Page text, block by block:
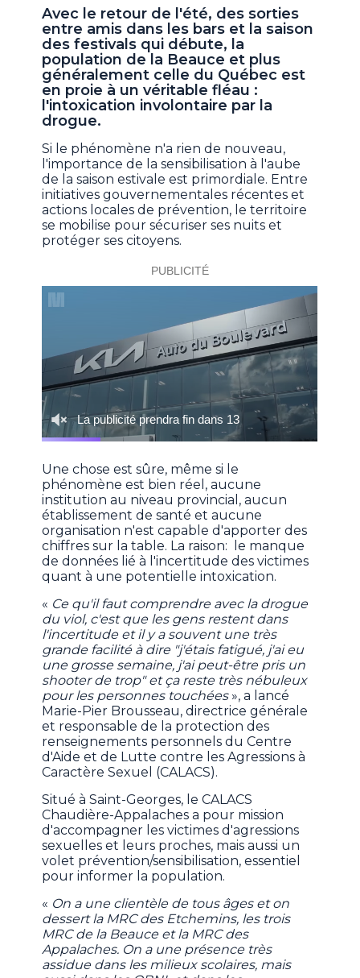
Avec le retour de l'été, des sorties
entre amis dans les bars et la saison
des festivals qui débute, la
population de la Beauce et plus
généralement celle du Québec est
en proie à un véritable fléau :
l'intoxication involontaire par la
drogue.
Si le phénomène n'a rien de nouveau,
l'importance de la sensibilisation à l'aube
de la saison estivale est primordiale. Entre
initiatives gouvernementales récentes et
actions locales de prévention, le territoire
se mobilise pour sécuriser ses nuits et
protéger ses citoyens.
Une chose est sûre, même si le
phénomène est bien réel, aucune
institution au niveau provincial, aucun
établissement de santé et aucune
organisation n'est capable d'apporter des
chiffres sur la table. La raison: le manque
de données lié à l'incertitude des victimes
quant à une potentielle intoxication.
« Ce qu'il faut comprendre avec la drogue
du viol, c'est que les gens restent dans
l'incertitude et il y a souvent une très
grande facilité à dire "j'étais fatigué, j'ai eu
une grosse semaine, j'ai peut-être pris un
shooter de trop" et ça reste très nébuleux
pour les personnes touchées», a lancé
Marie-Pier Brousseau, directrice générale
et responsable de la protection des
renseignements personnels du Centre
d'Aide et de Lutte contre les Agressions à
Caractère Sexuel (CALACS).
Situé à Saint-Georges, le CALACS
Chaudière-Appalaches a pour mission
d'accompagner les victimes d'agressions
sexuelles et leurs proches, mais aussi un
volet prévention/sensibilisation, essentiel
pour informer la population.
« On a une clientèle de tous âges et on
dessert la MRC des Etchemins, les trois
MRC de la Beauce et la MRC des
Appalaches. On a une présence très
assidue dans les milieux scolaires, mais